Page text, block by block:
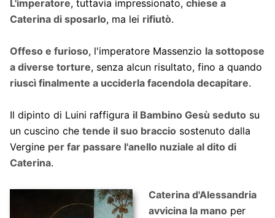
L'imperatore, tuttavia impressionato, chiese a
Caterina di sposarlo, ma lei rifiutò.
Offeso e furioso, l'imperatore Massenzio la sottopose
a diverse torture, senza alcun risultato, fino a quando
riuscì finalmente a ucciderla facendola decapitare.
Il dipinto di Luini raffigura il Bambino Gesù sedutosu
un cuscino che tende il suo bracciosostenuto dalla
Vergine per far passare l'anello nuziale al dito di
Caterina.
Caterina d'Alessandria
avvicina la manoper